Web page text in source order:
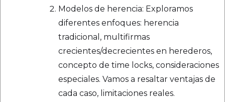
Modelos de herencia: Exploramos
diferentes enfoques: herencia
tradicional, multifirmas
crecientes/decrecientes en herederos,
concepto de time locks, consideraciones
especiales. Vamos a resaltar ventajas de
cada caso, limitaciones reales.